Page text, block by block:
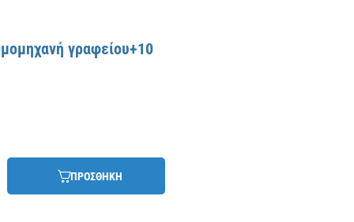
γραφείου+10
ΠΡΟΣΘΗΚΗ